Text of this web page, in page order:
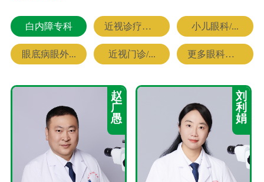
白内障专科 近视诊疗专科 小儿眼科/...
眼底病眼外... 近视门诊/... 更多眼科专家
赵
广
愚
刘
利
娟